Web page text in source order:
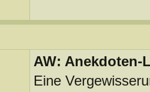
AW: Anekdoten-
Eine